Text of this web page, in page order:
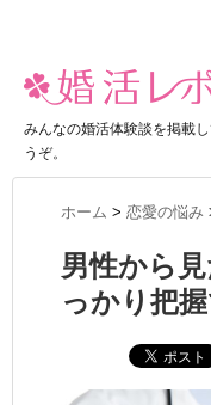
みんなの婚活体験談を掲載
うぞ。
ホーム > 恋愛の悩み
男性から
っかり把